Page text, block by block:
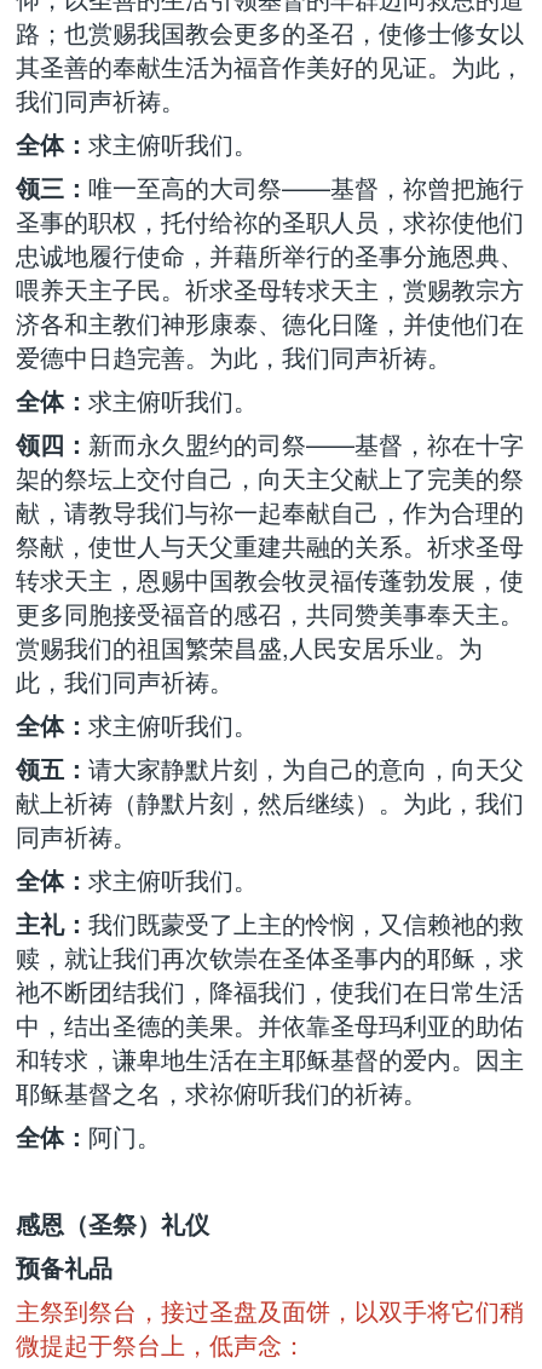
路；也赏赐我国教会更多的圣召，使修士修女以
其圣善的奉献生活为福音作美好的见证。为此，
我们同声祈祷。
全体： 求主俯听我们。
领三： 唯一至高的大司祭——基督，祢曾把施行
圣事的职权，托付给祢的圣职人员，求祢使他们
忠诚地履行使命，并藉所举行的圣事分施恩典、
喂养天主子民。祈求圣母转求天主，赏赐教宗方
济各和主教们神形康泰、德化日隆，并使他们在
爱德中日趋完善。为此，我们同声祈祷。
全体： 求主俯听我们。
领四： 新而永久盟约的司祭——基督，祢在十字
架的祭坛上交付自己，向天主父献上了完美的祭
献，请教导我们与祢一起奉献自己，作为合理的
祭献，使世人与天父重建共融的关系。祈求圣母
转求天主，恩赐中国教会牧灵福传蓬勃发展，使
更多同胞接受福音的感召，共同赞美事奉天主。
赏赐我们的祖国繁荣昌盛,人民安居乐业。为
此，我们同声祈祷。
全体： 求主俯听我们。
领五： 请大家静默片刻，为自己的意向，向天父
献上祈祷（静默片刻，然后继续）。为此，我们
同声祈祷。
全体： 求主俯听我们。
主礼： 我们既蒙受了上主的怜悯，又信赖祂的救
赎，就让我们再次钦崇在圣体圣事内的耶稣，求
祂不断团结我们，降福我们，使我们在日常生活
中，结出圣德的美果。并依靠圣母玛利亚的助佑
和转求，谦卑地生活在主耶稣基督的爱内。因主
耶稣基督之名，求祢俯听我们的祈祷。
全体： 阿门。
感恩（圣祭）礼仪
预备礼品
主祭到祭台，接过圣盘及面饼，以双手将它们稍
微提起于祭台上，低声念：